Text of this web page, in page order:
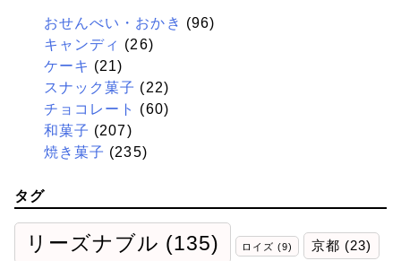
おせんべい・おかき (96)
キャンディ (26)
ケーキ (21)
スナック菓子 (22)
チョコレート
(60)
和菓子 (207)
焼き菓子 (235)
タグ
リーズナブル (135) ロイズ (9) 京都 (23)